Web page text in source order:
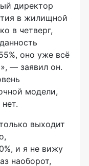
директор
в жилищной
в четверг,
оно уже всё
— заявил он.
модели,
выходит
и я не вижу
наоборот,